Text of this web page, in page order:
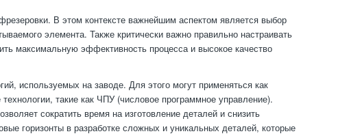
В этом контексте важнейшим аспектом является выбор
элемента. Также критически важно правильно настраивать
максимальную эффективность процесса и высокое качество
используемых на заводе. Для этого могут применяться как
такие как ЧПУ (числовое программное управление).
сократить время на изготовление деталей и снизить
горизонты в разработке сложных и уникальных деталей, которые